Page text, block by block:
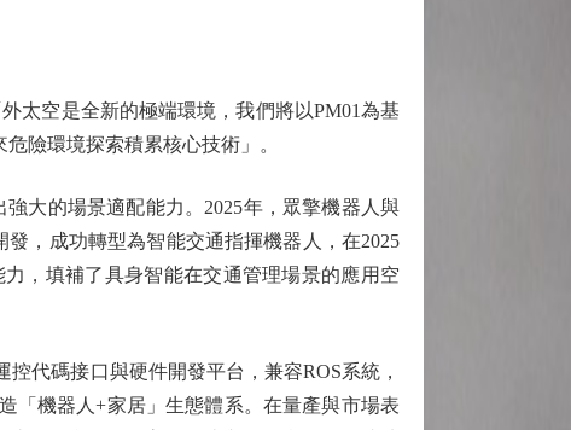
空是全新的極端環境，我們將以PM01為基
險環境探索積累核心技術」。
大的場景適配能力。2025年，眾擎機器人與
，成功轉型為智能交通指揮機器人，在2025
，填補了具身智能在交通管理場景的應用空
代碼接口與硬件開發平台，兼容ROS系統，
「機器人+家居」生態體系。在量產與市場表